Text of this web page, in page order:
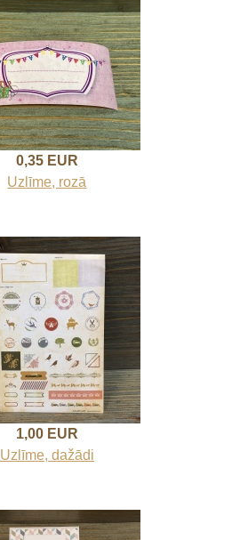
0,35 EUR
Uzlīme, rozā
1,00 EUR
Uzlīme, dažādi